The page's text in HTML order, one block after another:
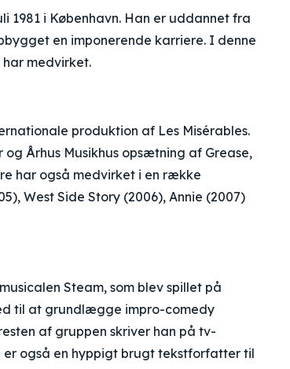
1981 i København. Han er uddannet fra
en imponerende karriere. I denne
medvirket.
produktion af Les Misérables.
Århus Musikhus opsætning af Grease,
har også medvirket i en række
West Side Story (2006), Annie (2007)
Steam, som blev spillet på
til at grundlægge impro-comedy
af gruppen skriver han på tv-
er også en hyppigt brugt tekstforfatter til